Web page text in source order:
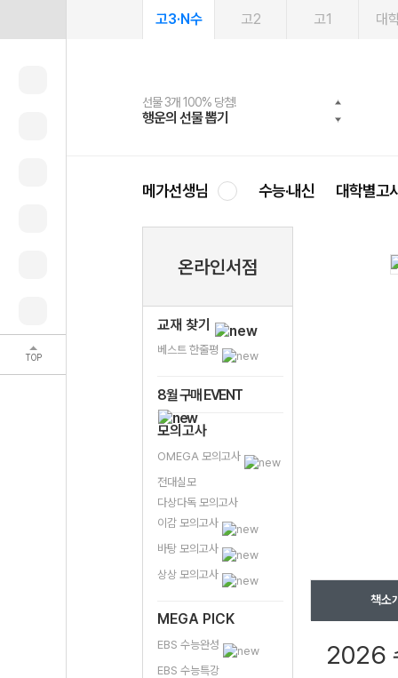
TOP
고3·N수 고2 고1 대
선물 3개 100% 당첨!
행운의 선물 뽑기
선물 100% 증정!
메가스터디 X 올리브
여름방학 스터디 캐시백
메가런 썸머스쿨
2027 러셀 단과
강사 공개선발
스마트러닝앱
설문 EVENT
메가패스
3일 무료 체험권
메가패스 수강생 무료혜택!
메가클럽 멤버십
사회공헌 캠페인
희망이룸 메가나눔
메가선생님 수능·내신 대학별고
온라인서점
교재 찾기
베스트 한줄평
8월 구매 EVENT
모의고사
OMEGA 모의고사
전대실모
다상다독 모의고사
이감 모의고사
바탕 모의고사
상상 모의고사
MEGA PICK
EBS 수능완성
EBS 수능특강
책소
2026